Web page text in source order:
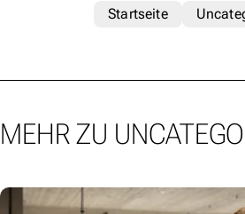
Startseite
MEHR ZU